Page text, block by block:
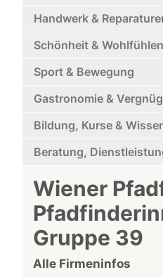
Handwerk &
Schönheit & Wohlfühlen
Sport & Bewegung
Gastronomie &
Bildung, Kurse &
Beratung,
Wiener
Gruppe 39
Alle Firmeninfos